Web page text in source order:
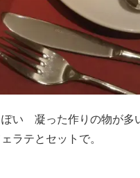
い 凝った作りの物が多
ラテとセットで。